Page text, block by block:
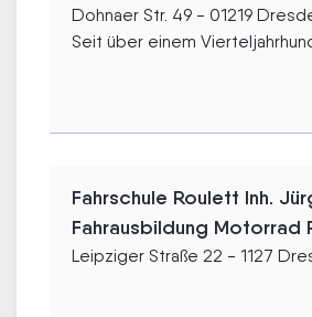
Dohnaer Str. 49 - 01219
Seit über einem
Fahrschule Roulett Inh.
Fahrausbildung Motorrad
Leipziger Straße 22 - 1127